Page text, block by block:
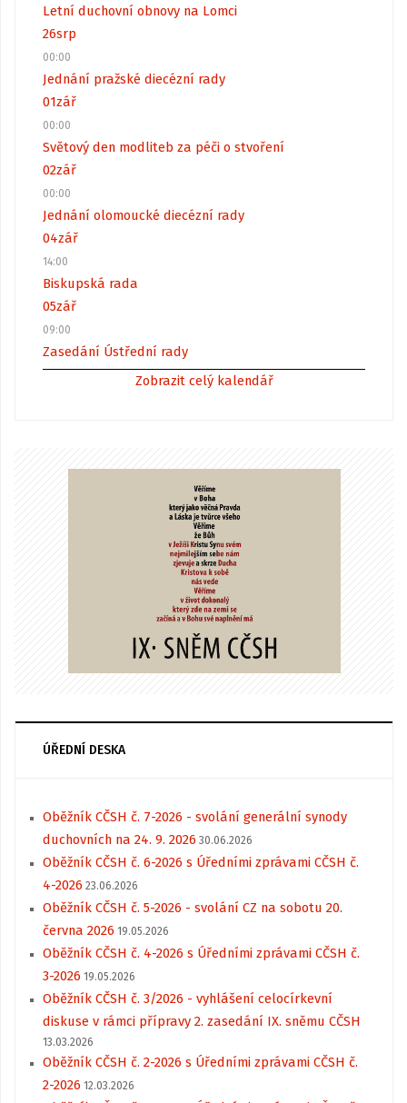
Letní duchovní obnovy na Lomci
26srp
00:00
Jednání pražské diecézní rady
01zář
00:00
Světový den modliteb za péči o stvoření
02zář
00:00
Jednání olomoucké diecézní rady
04zář
14:00
Biskupská rada
05zář
09:00
Zasedání Ústřední rady
Zobrazit celý kalendář
ÚŘEDNÍ DESKA
Oběžník CČSH č. 7-2026 - svolání generální synody
duchovních na 24. 9. 2026 30.06.2026
Oběžník CČSH č. 6-2026 s Úředními zprávami CČSH č.
4-2026 23.06.2026
Oběžník CČSH č. 5-2026 - svolání CZ na sobotu 20.
června 2026 19.05.2026
Oběžník CČSH č. 4-2026 s Úředními zprávami CČSH č.
3-2026 19.05.2026
Oběžník CČSH č. 3/2026 - vyhlášení celocírkevní
diskuse v rámci přípravy 2. zasedání IX. sněmu CČSH
13.03.2026
Oběžník CČSH č. 2-2026 s Úředními zprávami CČSH č.
2-2026 12.03.2026